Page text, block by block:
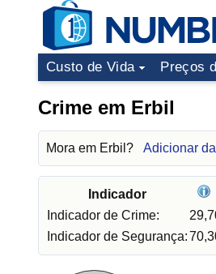
Custo de Vida Preços
Crime em Erbil
Mora em Erbil? Adicionar
Indicador
Indicador de Crime:
Indicador de Segurança: